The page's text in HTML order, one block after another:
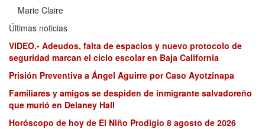
Marie Claire
Últimas noticias
VIDEO.- Adeudos, falta de espacios y nuevo protocolo de
seguridad marcan el ciclo escolar en Baja California
Prisión Preventiva a Ángel Aguirre por Caso Ayotzinapa
Familiares y amigos se despiden de inmigrante salvadoreño
que murió en Delaney Hall
Horóscopo de hoy de El Niño Prodigio 8 agosto de 2026